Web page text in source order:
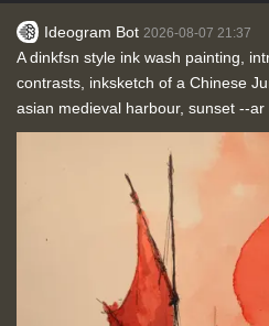
Ideogram Bot 2026-08-07 21:37
A dinkfsn style ink wash painting,
contrasts, inksketch of a Chinese
asian medieval harbour, sunset --ar